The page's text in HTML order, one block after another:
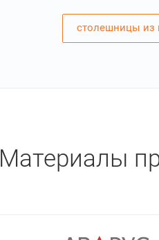
столешницы из
Материалы